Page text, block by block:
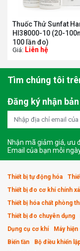
Thuốc Thử Sunfat
HI38000-10 (20-
100 lần đo)
Giá: Liên hệ
Tìm chúng tôi
Đăng ký nhận
Nhận mã giảm giá, ưu
Email của bạn mỗi
Thiết bị tự động hóa
Thiết bị đo cơ khí chính
Thiết bị hóa chất phòng
Thiết bị đo chuyên dụng
Dụng cụ cơ khí
Máy
Biến tần
Bộ điều khiển